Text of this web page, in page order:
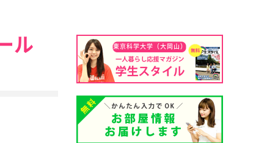
ル 東京科学大学（大岡山）